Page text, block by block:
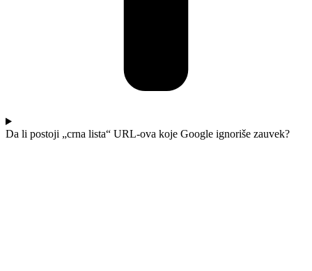
Da li postoji „crna lista“ URL-ova koje Google ignoriše zauvek?